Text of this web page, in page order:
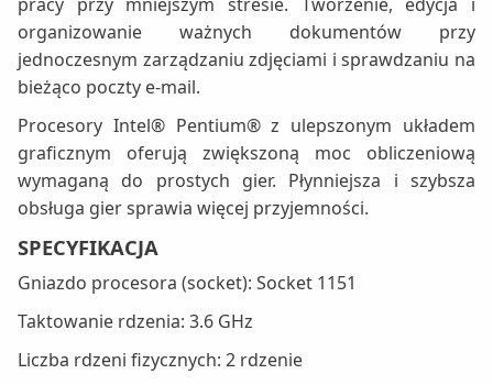
organizowanie ważnych dokumentów przy
jednoczesnym zarządzaniu zdjęciami i sprawdzaniu na
bieżąco poczty e-mail.
Procesory Intel® Pentium® z ulepszonym układem
graficznym oferują zwiększoną moc obliczeniową
wymaganą do prostych gier. Płynniejsza i szybsza
obsługa gier sprawia więcej przyjemności.
SPECYFIKACJA
Gniazdo procesora (socket): Socket 1151
Taktowanie rdzenia: 3.6 GHz
Liczba rdzeni fizycznych: 2 rdzenie